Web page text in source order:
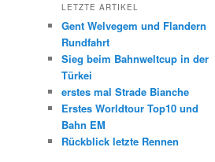
r
h
LETZTE ARTIKEL
Gent Welvegem und Flandern
Rundfahrt
Sieg beim Bahnweltcup in der
Türkei
erstes mal Strade Bianche
Erstes Worldtour Top10 und
Bahn EM
Rückblick letzte Rennen